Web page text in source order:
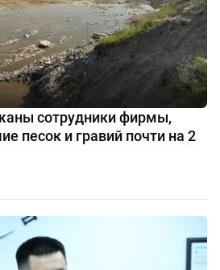
сотрудники фирмы,
песок и гравий почти на 2